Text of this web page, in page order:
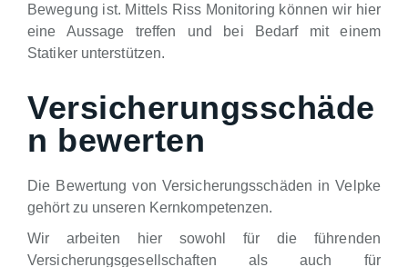
Bewegung ist. Mittels Riss Monitoring können wir hier
eine Aussage treffen und bei Bedarf mit einem
Statiker unterstützen.
Versicherungsschäde
n bewerten
Die Bewertung von Versicherungsschäden in Velpke
gehört zu unseren Kernkompetenzen.
Wir arbeiten hier sowohl für die führenden
Versicherungsgesellschaften als auch für